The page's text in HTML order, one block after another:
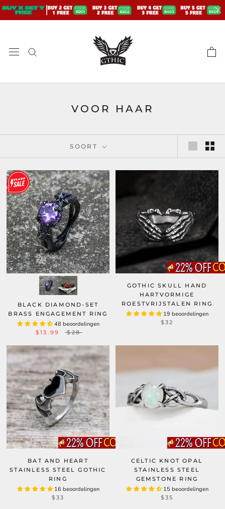
Doorgaan
VOOR HAAR
SOORT
BLACK DIAMOND-SET
BRASS ENGAGEMENT RING
48 beoordelingen
$13.99 $28
GOTHIC SKULL HAND
HARTVORMIGE
ROESTVRIJSTALEN RING
19 beoordelingen
$32
BAT AND HEART
STAINLESS STEEL GOTHIC
RING
16 beoordelingen
$33
CELTIC KNOT OPAL
STAINLESS STEEL
GEMSTONE RING
15 beoordelingen
$35